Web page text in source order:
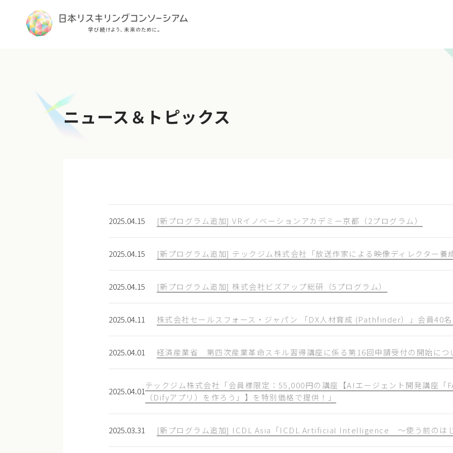
ニュース＆トピックス
2025.04.15 [新プログラム追加] VRイノベーションアカデミー京都（2プログラム）
2025.04.15 [新プログラム追加] テックジム株式会社「放送作家による映像ディレクター養
2025.04.15 [新プログラム追加] 株式会社ビズアップ総研（5プログラム）
2025.04.11 株式会社セールスフォース・ジャパン 「DX人材育成 (Pathfinder）」会員40
2025.04.01 経済産業省 第四次産業革命スキル習得講座に係る第16回申請受付の開始につ
2025.04.01
テックジム株式会社「会員様限定：55,000円の講座【AIエージェント開発講座「
（Difyアプリ）を作ろう」】を特別価格で提供！」
2025.03.31 [新プログラム追加] ICDL Asia「ICDL Artificial Intelligence ～使う前のは